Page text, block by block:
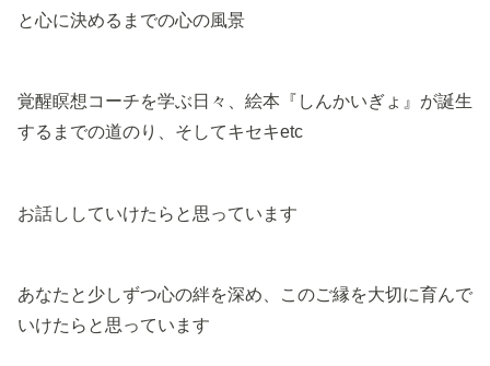
と心に決めるまでの心の風景
覚醒瞑想コーチを学ぶ日々、絵本『しんかいぎょ』が誕生
するまでの道のり、そしてキセキetc
お話ししていけたらと思っています
あなたと少しずつ心の絆を深め、このご縁を大切に育んで
いけたらと思っています